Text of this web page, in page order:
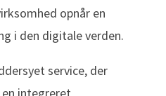
opnår en
i den digitale verden.
service, der